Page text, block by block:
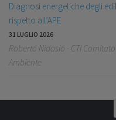
Diagnosi energetiche degli
rispetto all’APE
31 LUGLIO 2026
Roberto Nidasio - CTI
Ambiente